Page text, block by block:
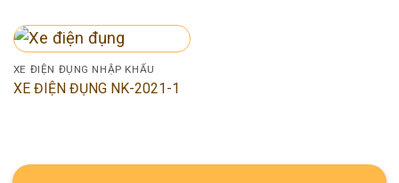
XE ĐIỆN ĐỤNG NHẬP KHẨU
XE ĐIỆN ĐỤNG NK-2021-1